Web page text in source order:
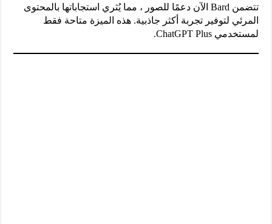
تتضمن Bard الآن دعمًا للصور ، مما يُثري استجاباتها بالمحتوى
المرئي لتوفير تجربة أكثر جاذبية. هذه الميزة متاحة فقط
لمستخدمي ChatGPT Plus.